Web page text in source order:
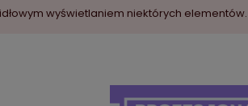
wyświetlaniem niektórych elementów.